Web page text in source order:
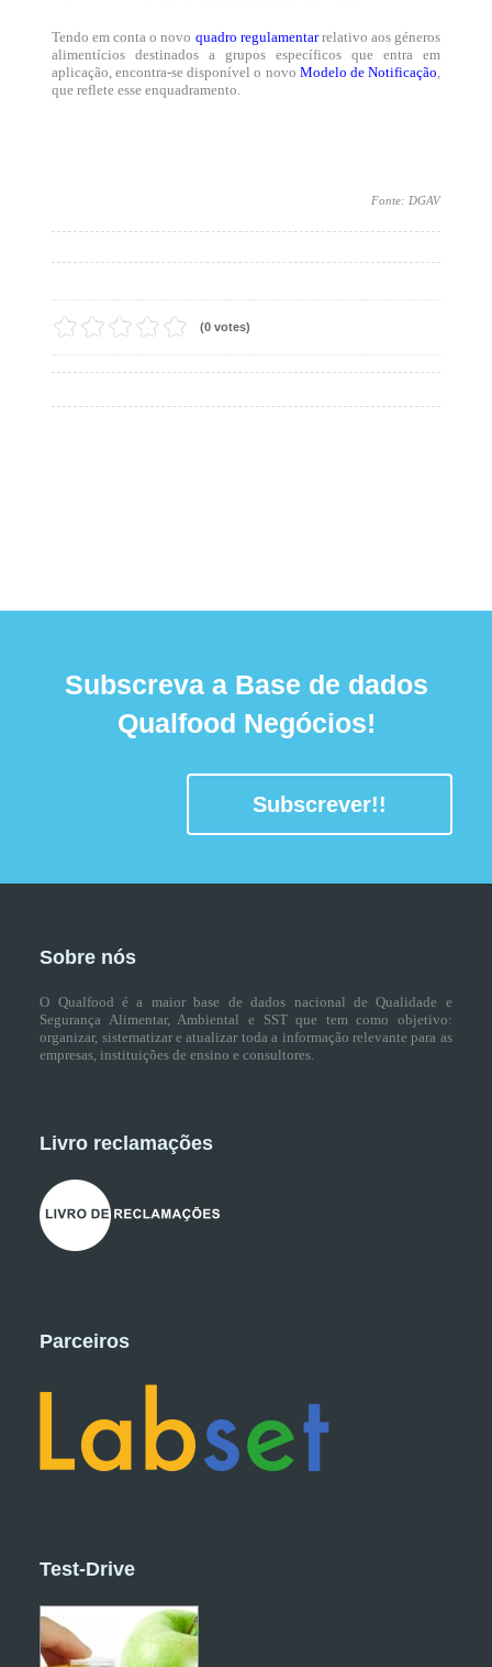
Tendo em conta onovo quadro regulamentarrelativo aos géneros
alimentícios destinados a grupos específicos que entra em
aplicação, encontra-se disponível o novo Modelo de Notificação
que reflete esse enquadramento.
Fonte: DGAV
(0 votes)
Subscreva a Base de dados
Qualfood Negócios!
Subscrever!!
Sobre nós
O Qualfood é a maior base de dados nacional de Qualidade e
Segurança Alimentar, Ambiental e SST que tem como objetivo:
organizar, sistematizar e atualizar toda a informação relevante para as
empresas, instituições de ensino e consultores.
Livro reclamações
Parceiros
Test-Drive